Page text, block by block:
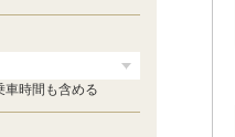
車時間も含める